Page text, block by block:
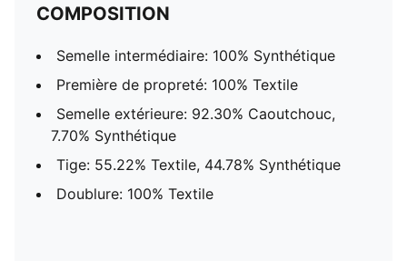
COMPOSITION
Semelle intermédiaire: 100% Synthétique
Première de propreté: 100% Textile
Semelle extérieure: 92.30% Caoutchouc,
7.70% Synthétique
Tige: 55.22% Textile, 44.78% Synthétique
Doublure: 100% Textile